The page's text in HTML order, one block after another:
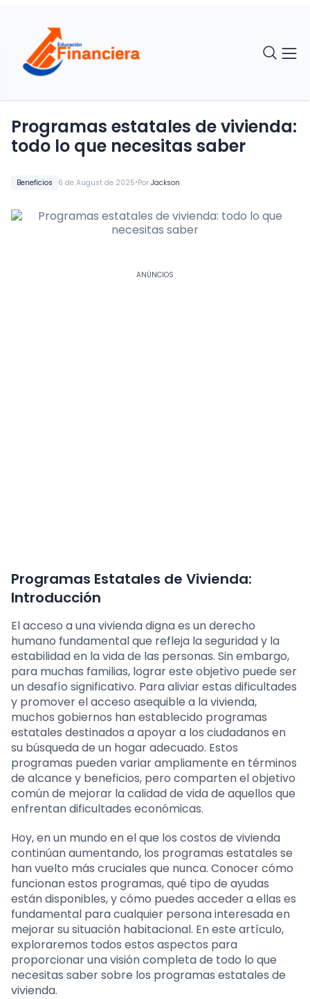
Beneficios 6 de August de 2025•Por Jackson
Programas estatales de vivienda:
todo lo que necesitas saber
ANÚNCIOS
Programas Estatales de Vivienda:
Introducción
El acceso a una vivienda digna es un derecho
humano fundamental que refleja la seguridad y la
estabilidad en la vida de las personas. Sin embargo,
para muchas familias, lograr este objetivo puede ser
un desafío significativo. Para aliviar estas dificultades
y promover el acceso asequible a la vivienda,
muchos gobiernos han establecido programas
estatales destinados a apoyar a los ciudadanos en
su búsqueda de un hogar adecuado. Estos
programas pueden variar ampliamente en términos
de alcance y beneficios, pero comparten el objetivo
común de mejorar la calidad de vida de aquellos que
enfrentan dificultades económicas.
Hoy, en un mundo en el que los costos de vivienda
continúan aumentando, los programas estatales se
han vuelto más cruciales que nunca. Conocer cómo
funcionan estos programas, qué tipo de ayudas
están disponibles, y cómo puedes acceder a ellas es
fundamental para cualquier persona interesada en
mejorar su situación habitacional. En este artículo,
exploraremos todos estos aspectos para
proporcionar una visión completa de todo lo que
necesitas saber sobre los programas estatales de
vivienda.